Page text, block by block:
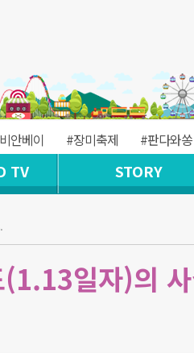
안베이 #장미축제 #판다와쏭
TV STORY
일자)의